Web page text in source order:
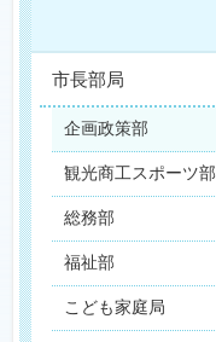
市長部局
企画政策部
観光商工スポーツ部
総務部
福祉部
こども家庭局